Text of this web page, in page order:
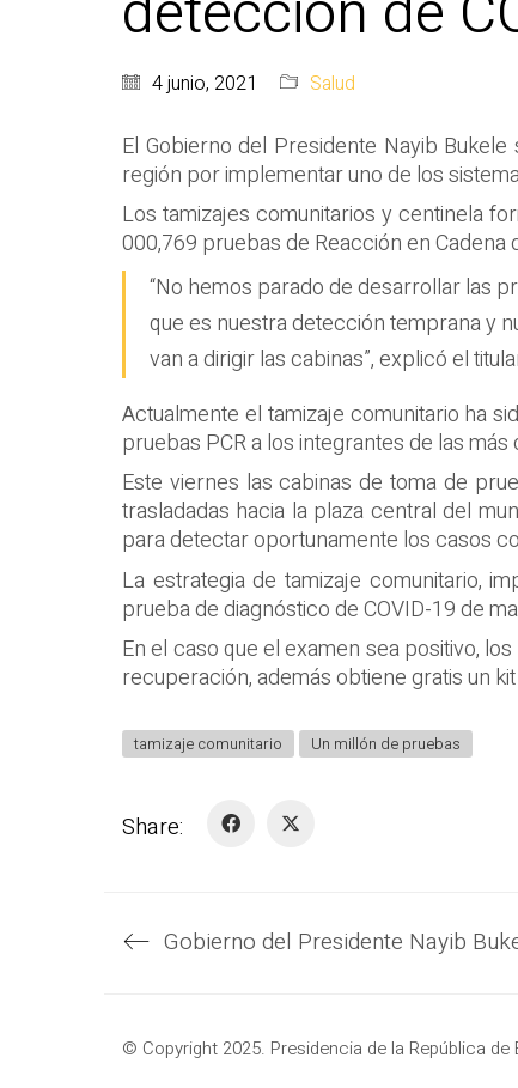
4 junio, 2021 Salud
El Gobierno del Presidente Nayib
región por implementar uno de los
Los tamizajes comunitarios y centinela
000,769 pruebas de Reacción en Cadena
“No hemos parado de desarrollar las
que es nuestra detección temprana y
van a dirigir las cabinas”, explicó el
Actualmente el tamizaje comunitario ha
pruebas PCR a los integrantes de las
Este viernes las cabinas de toma de
trasladadas hacia la plaza central del
para detectar oportunamente los casos
La estrategia de tamizaje comunitario,
prueba de diagnóstico de COVID-19 de
En el caso que el examen sea positivo,
recuperación, además obtiene gratis un
tamizaje comunitario Un millón de pruebas
Share:
© Copyright 2025. Presidencia de la República de